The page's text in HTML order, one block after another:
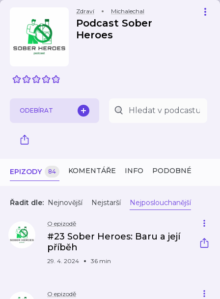
Zdraví Michalechal
Podcast Sober
Heroes
ODEBÍRAT
EPIZODY 84 KOMENTÁŘE INFO PODOBNÉ
Řadit dle: Nejnovější Nejstarší Nejposlouchanější
O epizodě
#23 Sober Heroes: Baru a její
příběh
29. 4. 2024 36 min
O epizodě